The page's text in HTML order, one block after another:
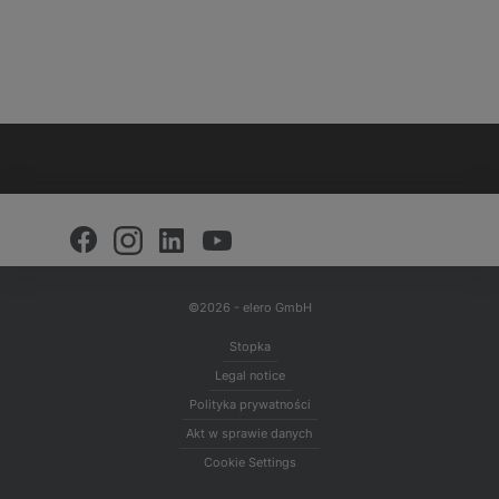
©2026 - elero GmbH
Stopka
Legal notice
Polityka prywatności
Akt w sprawie danych
Cookie Settings